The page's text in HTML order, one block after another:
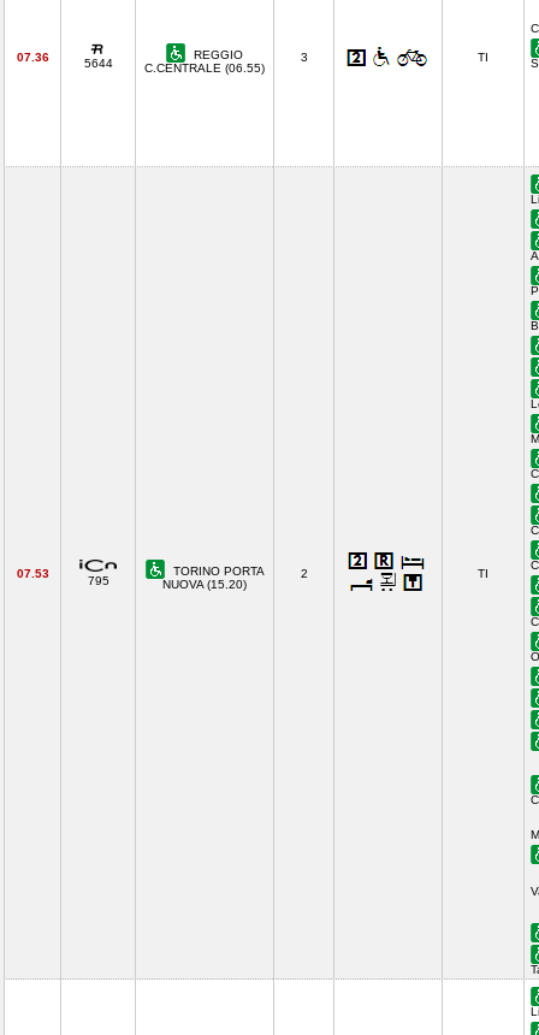
07.36 5644
REGGIO
C.CENTRALE (06.55)
3 TI
07.53
795
TORINO PORTA
NUOVA (15.20)
2 TI